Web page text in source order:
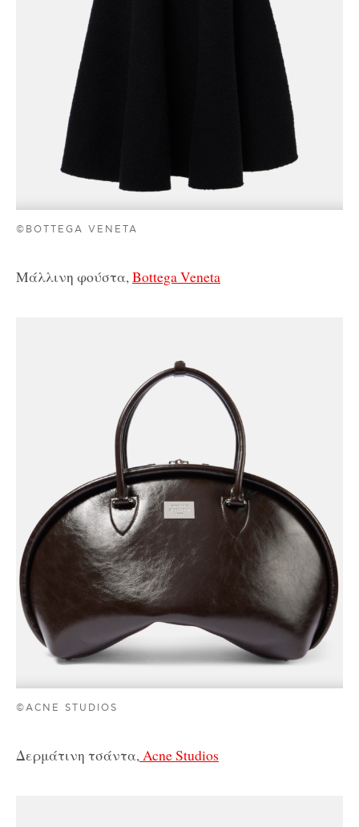
©BOTTEGA VENETA
Μάλλινη φούστα, Bottega Veneta
©ACNE STUDIOS
Δερμάτινη τσάντα,Acne Studios